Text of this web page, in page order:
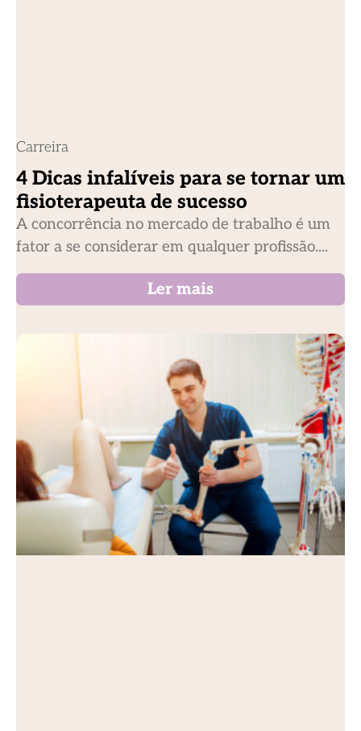
Carreira
4 Dicas infalíveis para se tornar um
fisioterapeuta de sucesso
A concorrência no mercado de trabalho é um
fator a se considerar em qualquer profissão....
Ler mais